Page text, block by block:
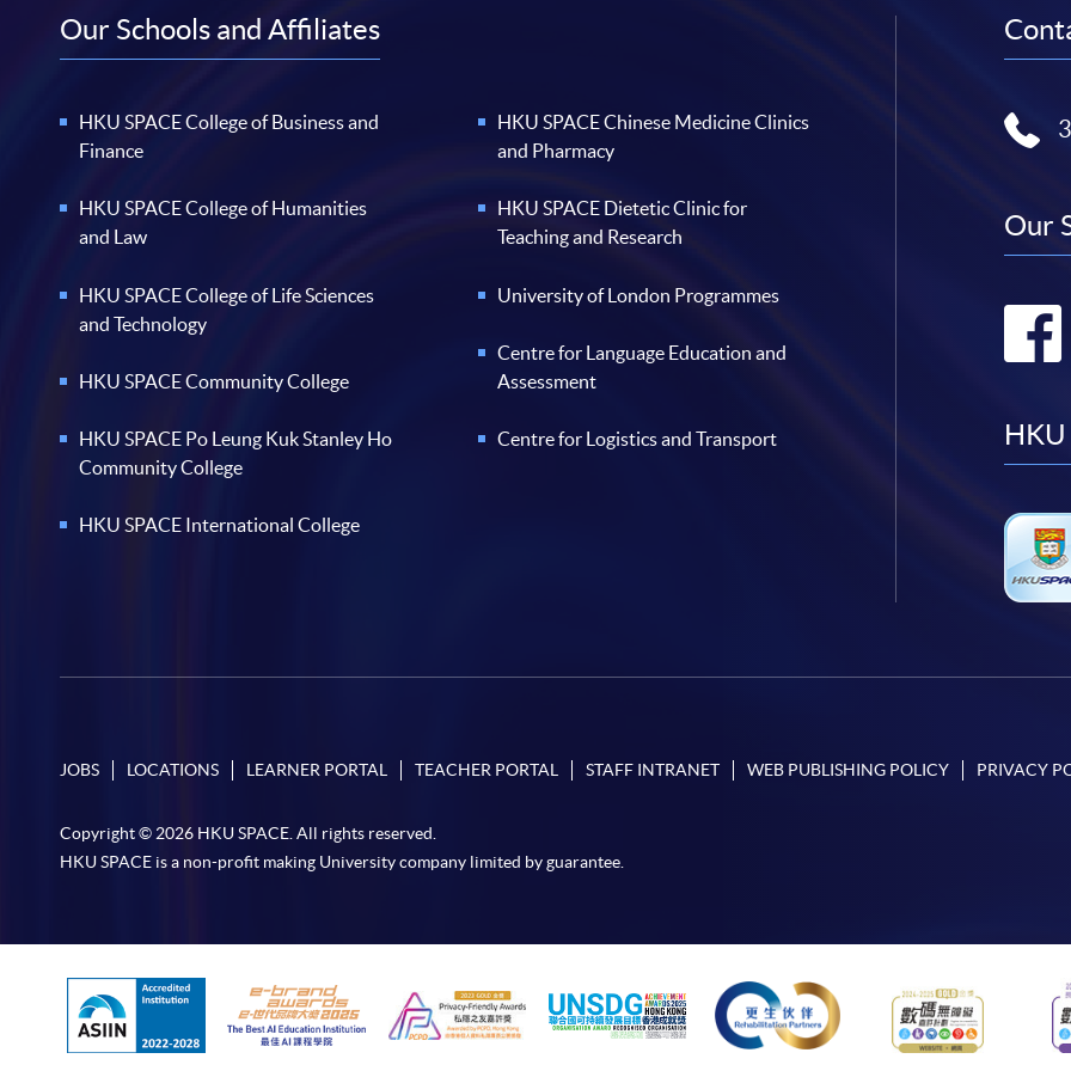
Our Schools and Affiliates
HKU SPACE College of Business and
Finance
HKU SPACE College of Humanities
and Law
HKU SPACE College of Life Sciences
and Technology
HKU SPACE Community College
HKU SPACE Po Leung Kuk Stanley Ho
Community College
HKU SPACE International College
HKU SPACE Chinese Medicine Clinics
and Pharmacy
HKU SPACE Dietetic Clinic for
Teaching and Research
University of London Programmes
Centre for Language Education and
Assessment
Centre for Logistics and Transport
Our
HKU
JOBS LOCATIONS LEARNER PORTAL TEACHER PORTAL STAFF INTRANET WEB PUBLISHING POLICY PRIVACY
Copyright © 2026 HKU SPACE. All rights reserved.
HKU SPACE is a non-profit making University company limited by guarantee.